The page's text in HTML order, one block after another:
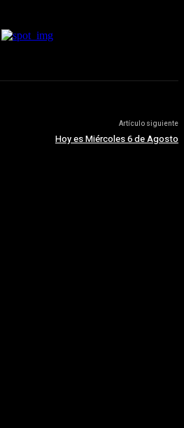
Artículo siguiente
Hoy es Miércoles 6 de Agosto